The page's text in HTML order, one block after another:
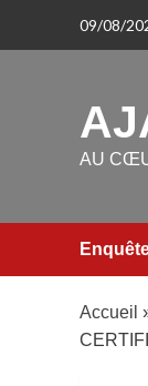
09/08/
AU
Accueil